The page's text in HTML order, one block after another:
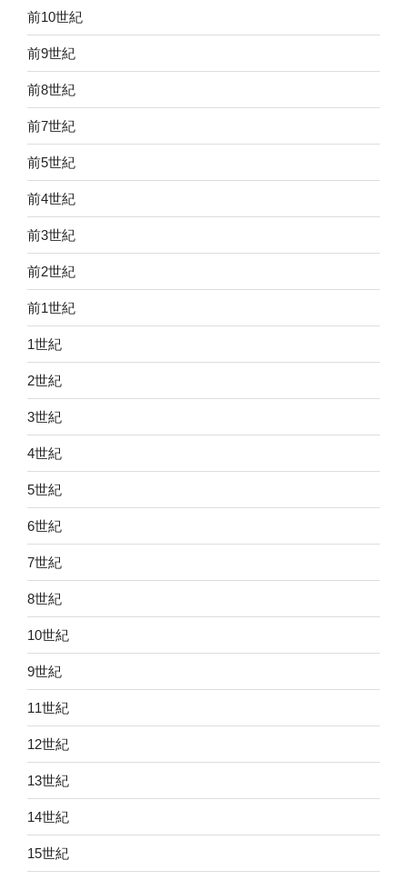
前10世紀
前9世紀
前8世紀
前7世紀
前5世紀
前4世紀
前3世紀
前2世紀
前1世紀
1世紀
2世紀
3世紀
4世紀
5世紀
6世紀
7世紀
8世紀
10世紀
9世紀
11世紀
12世紀
13世紀
14世紀
15世紀